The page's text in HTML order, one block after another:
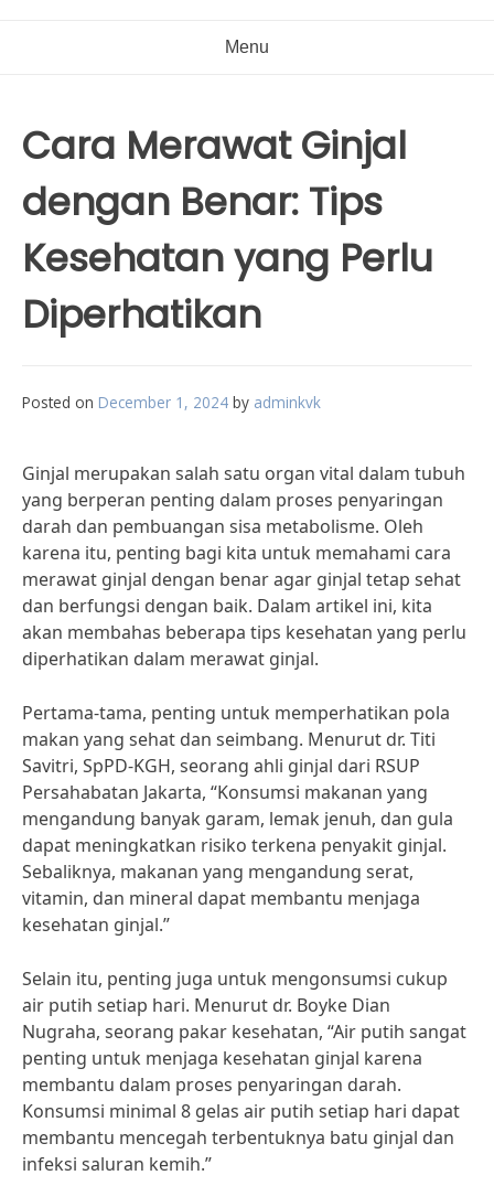
Menu
Cara Merawat Ginjal
dengan Benar: Tips
Kesehatan yang Perlu
Diperhatikan
Posted on December 1, 2024 by adminkvk
Ginjal merupakan salah satu organ vital dalam tubuh
yang berperan penting dalam proses penyaringan
darah dan pembuangan sisa metabolisme. Oleh
karena itu, penting bagi kita untuk memahami cara
merawat ginjal dengan benar agar ginjal tetap sehat
dan berfungsi dengan baik. Dalam artikel ini, kita
akan membahas beberapa tips kesehatan yang perlu
diperhatikan dalam merawat ginjal.
Pertama-tama, penting untuk memperhatikan pola
makan yang sehat dan seimbang. Menurut dr. Titi
Savitri, SpPD-KGH, seorang ahli ginjal dari RSUP
Persahabatan Jakarta, “Konsumsi makanan yang
mengandung banyak garam, lemak jenuh, dan gula
dapat meningkatkan risiko terkena penyakit ginjal.
Sebaliknya, makanan yang mengandung serat,
vitamin, dan mineral dapat membantu menjaga
kesehatan ginjal.”
Selain itu, penting juga untuk mengonsumsi cukup
air putih setiap hari. Menurut dr. Boyke Dian
Nugraha, seorang pakar kesehatan, “Air putih sangat
penting untuk menjaga kesehatan ginjal karena
membantu dalam proses penyaringan darah.
Konsumsi minimal 8 gelas air putih setiap hari dapat
membantu mencegah terbentuknya batu ginjal dan
infeksi saluran kemih.”